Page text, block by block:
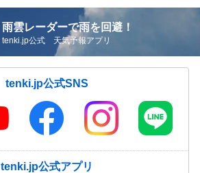
雨雲レーダーで雨を回避！
tenki.jp公式 天気予報アプリ
tenki.jp公式SNS
tenki.jp公式アプリ